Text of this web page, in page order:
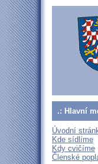
.: Hlavní
Úvodní
Kde sídlíme
Kdy cvičíme
Členské